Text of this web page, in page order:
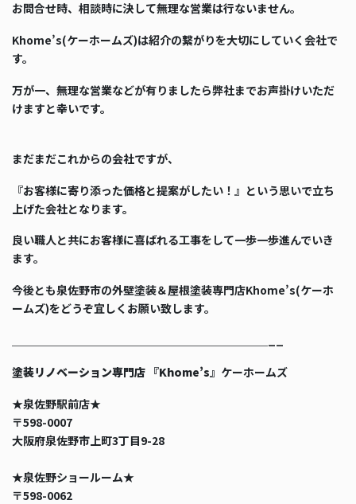
お問合せ時、相談時に決して無理な営業は行ないません。
Khome’s(ケーホームズ)は紹介の繋がりを大切にしていく会社で
す。
万が一、無理な営業などが有りましたら弊社までお声掛けいただ
けますと幸いです。
まだまだこれからの会社ですが、
『お客様に寄り添った価格と提案がしたい！』という思いで立ち
上げた会社となります。
良い職人と共にお客様に喜ばれる工事をして一歩一歩進んでいき
ます。
今後とも泉佐野市の外壁塗装＆屋根塗装専門店Khome’s(ケーホ
ームズ)をどうぞ宜しくお願い致します。
塗装リノベーション専門店 『Khome’s』 ケーホームズ
★泉佐野駅前店★
〒598-0007
大阪府泉佐野市上町3丁目9-28
★泉佐野ショールーム★
〒598-0062